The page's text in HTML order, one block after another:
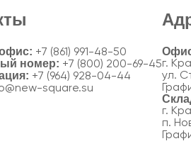
+7 (861) 991-48-50
номер: +7 (800) 200-69-45
+7 (964) 928-04-44
square.su
г.
ул.
г.
п.